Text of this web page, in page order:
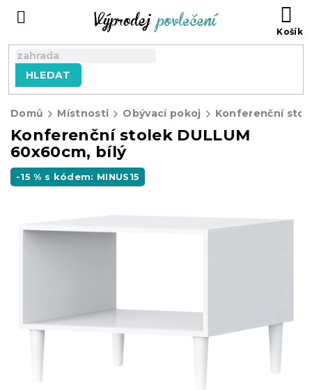
HLEDAT
Domů Místnosti Obývací pokoj Konferenční
Konferenční stolek DULLUM
60x60cm, bílý
-15 % s kódem: MINUS15